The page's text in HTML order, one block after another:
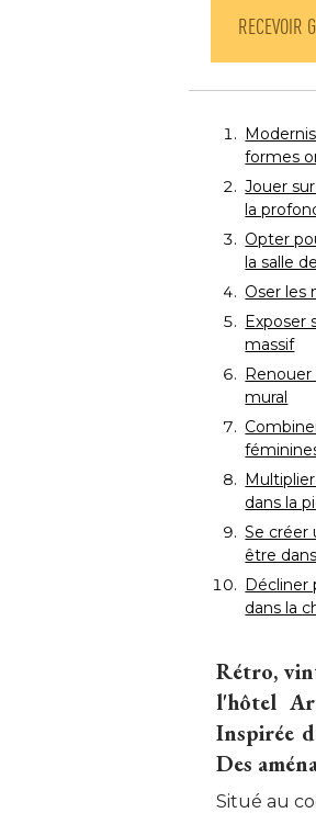
RECEVOIR
formes
Jouer
la
Opter
la salle
Oser les
Exposer
massif
mural
dans la
Se créer
être
Décliner
dans la
Rétro,
l'hôtel
Inspirée
Des
Situé au